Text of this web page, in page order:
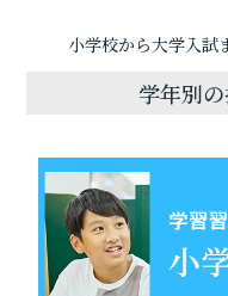
小学校から大学入試
学年別